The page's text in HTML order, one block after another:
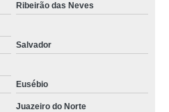
Ribeirão das Neves
Salvador
Eusébio
Juazeiro do Norte